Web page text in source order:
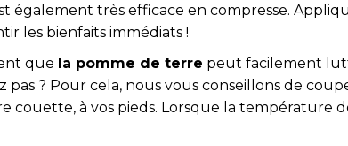
également très efficace en compresse.
les bienfaits immédiats !
que la pomme de terre peut facilement
pas ? Pour cela, nous vous conseillons de
couette, à vos pieds. Lorsque la température